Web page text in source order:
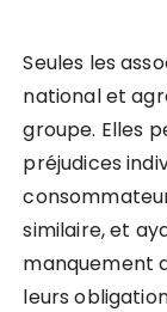
Seules les
national et
groupe. Elles
préjudices
similaire, et
manquement
leurs